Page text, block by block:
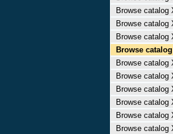
Browse catalog
Browse catalog
Browse catalog
Browse catalog
Browse catalog
Browse catalog
Browse catalog
Browse catalog
Browse catalog
Browse catalog